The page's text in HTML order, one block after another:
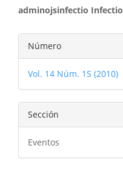
Contenido
principal
del
artículo
adminojsinfectio Infectio
Detalles
del
artículo
Número
Vol. 14 Núm. 1S (2010)
Sección
Eventos